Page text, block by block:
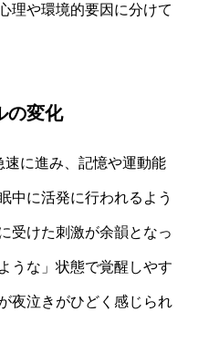
理や環境的要因に分けて
の変化
に進み、記憶や運動能
中に活発に行われるよう
受けた刺激が余韻となっ
うな」状態で覚醒しやす
夜泣きがひどく感じられ